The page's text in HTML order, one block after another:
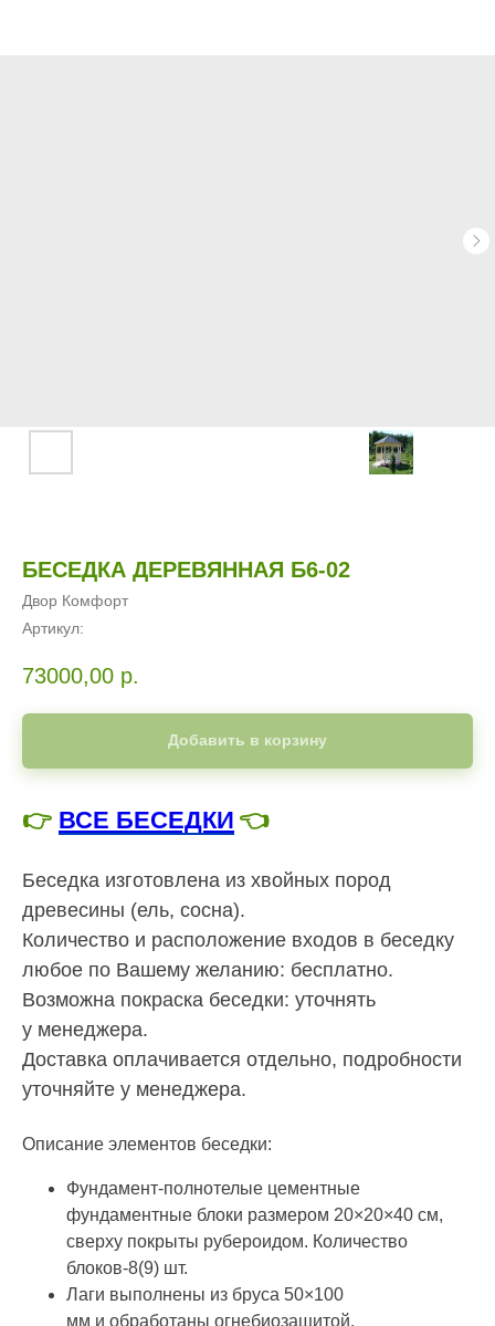
БЕСЕДКА ДЕРЕВЯННАЯ Б6-02
Двор Комфорт
Артикул:
73000,00 р.
Добавить в корзину
👉 ВСЕ БЕСЕДКИ 👈
Беседка изготовлена из хвойных пород
древесины (ель, сосна).
Количество и расположение входов в беседку
любое по Вашему желанию: бесплатно.
Возможна покраска беседки: уточнять
у менеджера.
Доставка оплачивается отдельно, подробности
уточняйте у менеджера.
Описание элементов беседки:
Фундамент-полнотелые цементные
фундаментные блоки размером 20×20×40 см,
сверху покрыты рубероидом. Количество
блоков-8(9) шт.
Лаги выполнены из бруса 50×100
мм и обработаны огнебиозащитой.